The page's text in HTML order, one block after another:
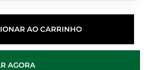
AO CARRINHO
AGORA